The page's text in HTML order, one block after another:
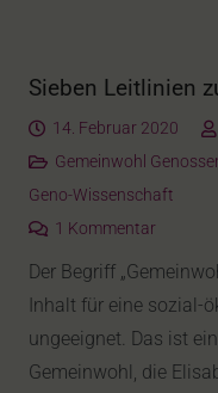
Sieben Leitlinien
14. Februar 2020
Gemeinwohl
Geno-Wissenschaft
1 Kommentar
Der Begriff
Inhalt für eine sozial-
ungeeignet. Das ist
Gemeinwohl, die